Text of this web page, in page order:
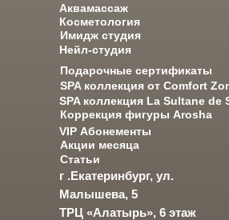
Подарочные сертификаты
SPA коллекция от Comfort
Коррекция фигуры Arosha
SPA коллекция La Sultane de
Акции месяца
VIP Абонементы
Аквамассаж
Имидж студия
Косметология
Статьи
Нейл-студия
г .Екатеринбург, ул.
Малышева, 5
ТРЦ «Алатырь», 6 этаж